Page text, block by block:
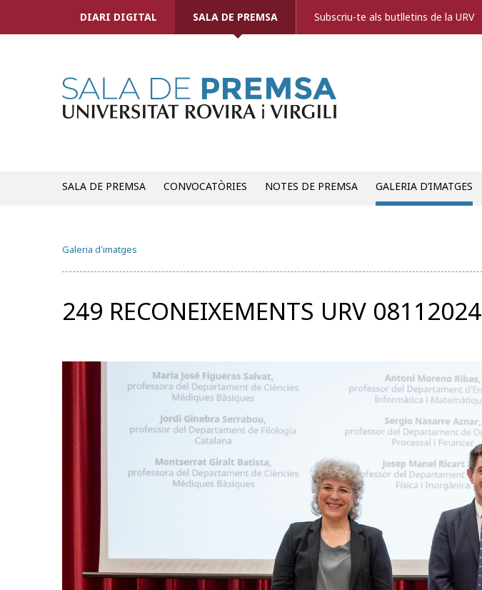
DIARI DIGITAL SALA DE PREMSA Subscriu-te als butlletins de la URV
SALA DE PREMSA CONVOCATÒRIES NOTES DE PREMSA GALERIA D’IMATGES
Galeria d'imatges
249 RECONEIXEMENTS URV 08112024